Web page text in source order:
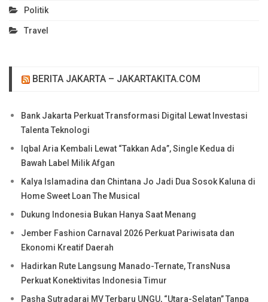
Politik
Travel
BERITA JAKARTA – JAKARTAKITA.COM
Bank Jakarta Perkuat Transformasi Digital Lewat Investasi
Talenta Teknologi
Iqbal Aria Kembali Lewat “Takkan Ada”, Single Kedua di
Bawah Label Milik Afgan
Kalya Islamadina dan Chintana Jo Jadi Dua Sosok Kaluna di
Home Sweet Loan The Musical
Dukung Indonesia Bukan Hanya Saat Menang
Jember Fashion Carnaval 2026 Perkuat Pariwisata dan
Ekonomi Kreatif Daerah
Hadirkan Rute Langsung Manado-Ternate, TransNusa
Perkuat Konektivitas Indonesia Timur
Pasha Sutradarai MV Terbaru UNGU, “Utara-Selatan” Tanpa